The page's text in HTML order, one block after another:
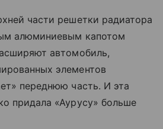
части решетки радиатора
алюминиевым капотом
автомобиль,
элементов
переднюю часть. И эта
придала «Аурусу» больше